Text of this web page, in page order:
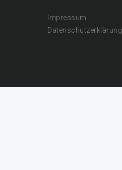
Impressum
Datenschutzerklärung